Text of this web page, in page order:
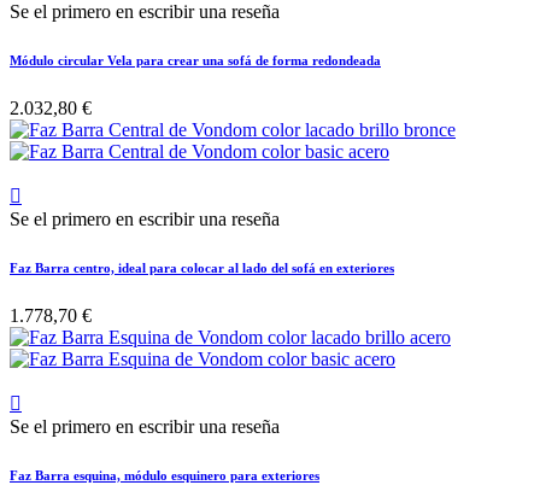
Se el primero en escribir una reseña
Módulo circular Vela para crear una sofá de forma redondeada
2.032,80 €

Se el primero en escribir una reseña
Faz Barra centro, ideal para colocar al lado del sofá en exteriores
1.778,70 €

Se el primero en escribir una reseña
Faz Barra esquina, módulo esquinero para exteriores